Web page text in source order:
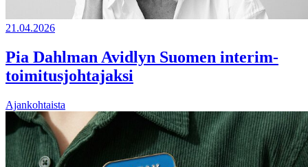
21.04.2026
Pia Dahlman Avidlyn Suomen interim-
toimitusjohtajaksi
Ajankohtaista